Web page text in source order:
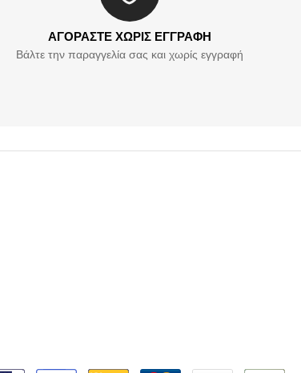
ΑΓΟΡΑΣΤΕ ΧΩΡΙΣ ΕΓΓΡΑΦΗ
Βάλτε την παραγγελία σας και χωρίς εγγραφή